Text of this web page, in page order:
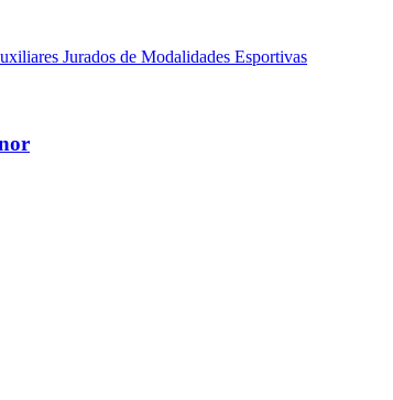
Jurados de Modalidades Esportivas